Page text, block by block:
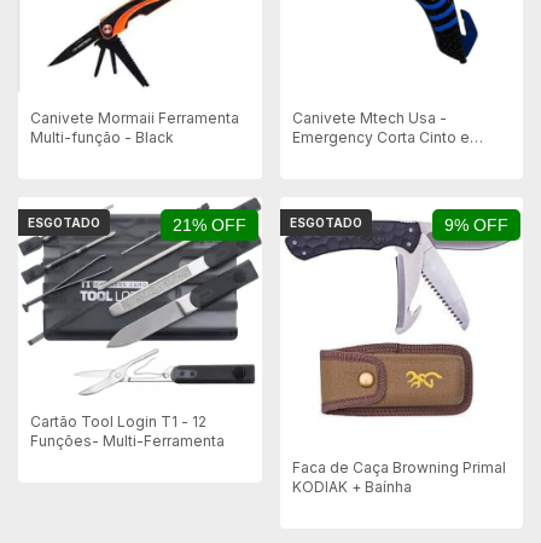
Canivete Mormaii Ferramenta
Multi-função - Black
Canivete Mtech Usa -
Emergency Corta Cinto e
21% OFF
ESGOTADO
Cartão Tool Login T1 - 12
Funções- Multi-Ferramenta
9% OFF
ESGOTADO
Faca de Caça Browning Primal
KODIAK + Baínha